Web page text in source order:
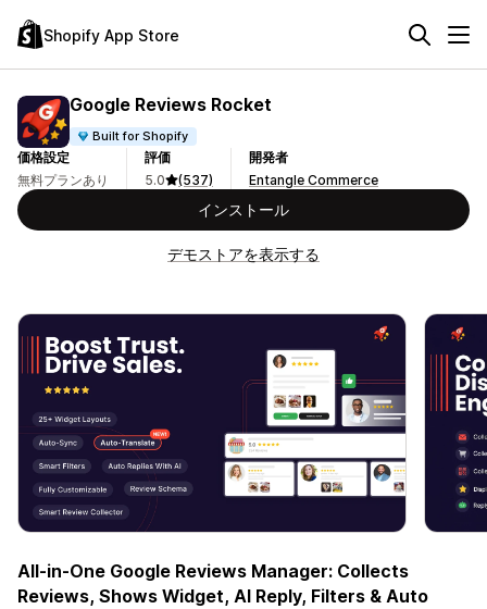
Shopify App Store
Google Reviews Rocket
Built for Shopify
価格設定
無料プランあり
評価
5.0
(537)
開発者
Entangle Commerce
インストール
デモストアを表示する
All-in-One Google Reviews Manager: Collects
Reviews, Shows Widget, AI Reply, Filters & Auto